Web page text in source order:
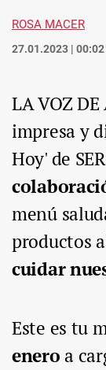
ROSA MACER
27.01.2023 | 00:02
LA VOZ
impresa y
Hoy' de
menú
productos
cuidar
Este es tu
enero a